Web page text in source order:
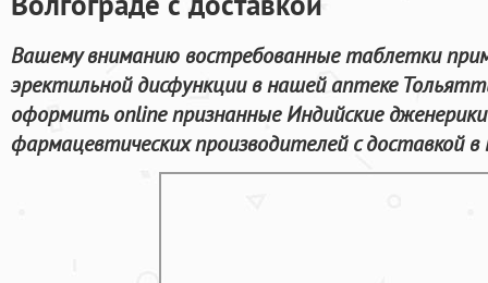
Вашему вниманию востребованные таблетки
эректильной дисфункции в нашей аптеке
оформить online признанные Индийские
фармацевтических производителей с доставкой